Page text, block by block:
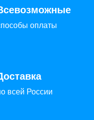
оплаты
всей России